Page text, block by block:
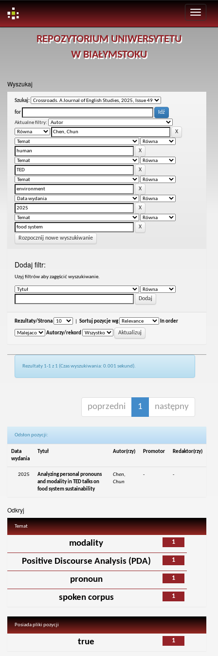
REPOZYTORIUM UNIWERSYTETU
W BIAŁYMSTOKU
Wyszukaj
Szukaj:
for
Aktualne filtry:
Rozpocznij nowe wyszukiwanie
Dodaj filtr:
Uzyj filtrów aby zagęścić wyszukiwanie.
Rezultaty/Strona Sortuj pozycje wg In order
Autorzy/rekord
Rezultaty 1-1 z 1 (Czas wyszukiwania: 0.001 sekund).
poprzedni 1 następny
Odsłon pozycji:
Data
wydania
Tytuł Autor(rzy) Promotor Redaktor(rzy)
2025
Analyzing personal pronouns
and modality in TED talks on
food system sustainability
Chen,
Chun
- -
Odkryj
Temat
1
modality
1
Positive Discourse Analysis (PDA)
1
pronoun
1
spoken corpus
Posiada pliki pozycji
1
true